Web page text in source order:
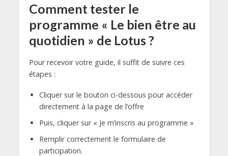
Comment tester le
programme « Le bien être au
quotidien » de Lotus ?
Pour recevoir votre guide, il suffit de suivre ces
étapes :
Cliquer sur le bouton ci-dessous pour accéder
directement à la page de l’offre
Puis, cliquer sur « Je m’inscris au programme »
Remplir correctement le formulaire de
participation.